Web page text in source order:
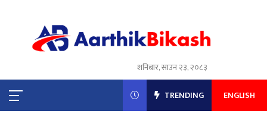
शनिबार, साउन २३, २०८३
TRENDING ENGLISH